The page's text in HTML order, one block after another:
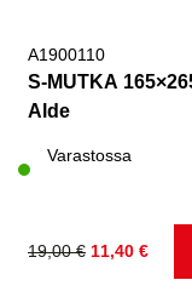
A1900110
S-MUTKA
Alde
Varastossa
19,00€
Alkuperäinen
11,40 €
Nykyinen